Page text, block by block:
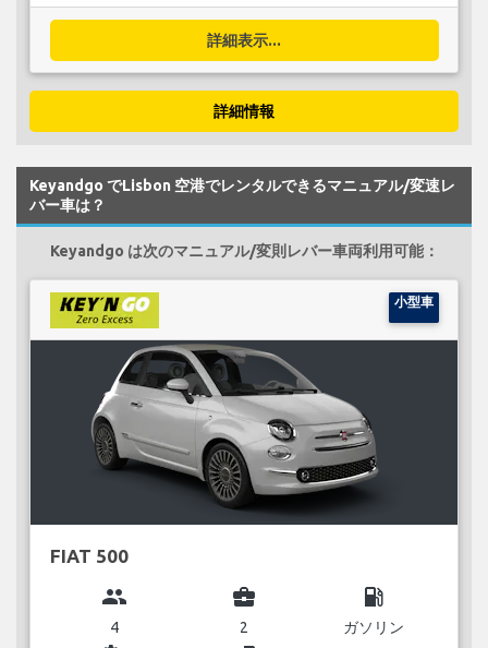
詳細表示...
詳細情報
Keyandgo でLisbon 空港でレンタルできるマニュアル/変速レ
バー車は？
Keyandgo は次のマニュアル/変則レバー車両利用可能：
小型車
FIAT 500
group
4
business_center
2
local_gas_station
ガソリン